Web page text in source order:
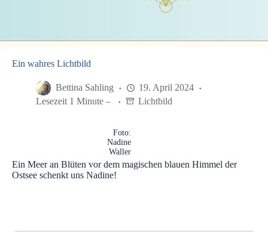
e
n
g
Ein wahres Lichtbild
Bettina Sahling
19. April 2024
Lesezeit 1 Minute –
Lichtbild
Foto:
Nadine
Waller
Ein Meer an Blüten vor dem magischen blauen Himmel der
Ostsee schenkt uns Nadine!